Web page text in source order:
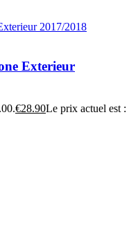
Exterieur
€28.90Le prix actuel est :